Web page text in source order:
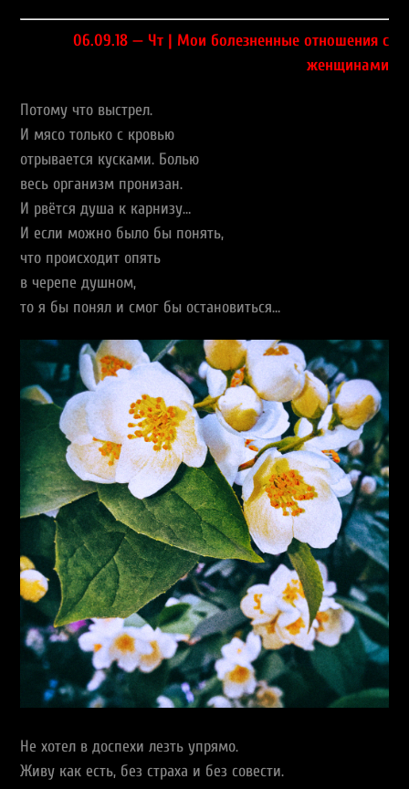
06.09.18 — Чт | Мои болезненные отношения с
женщинами
Потому что выстрел.
И мясо только с кровью
отрывается кусками. Болью
весь организм пронизан.
И рвётся душа к карнизу…
И если можно было бы понять,
что происходит опять
в черепе душном,
то я бы понял и смог бы остановиться…
Не хотел в доспехи лезть упрямо.
Живу как есть, без страха и без совести.